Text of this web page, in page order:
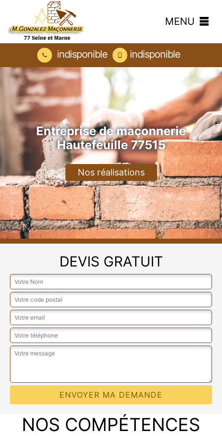
MENU
indisponible indisponible
Entreprise de maçonnerie
Hautefeuille 77515
Nos réalisations
DEVIS GRATUIT
NOS COMPÉTENCES